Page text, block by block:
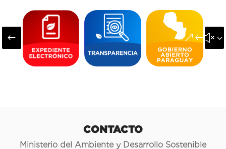
#
CONTACTO
Ministerio del Ambiente y Desarrollo Sostenible